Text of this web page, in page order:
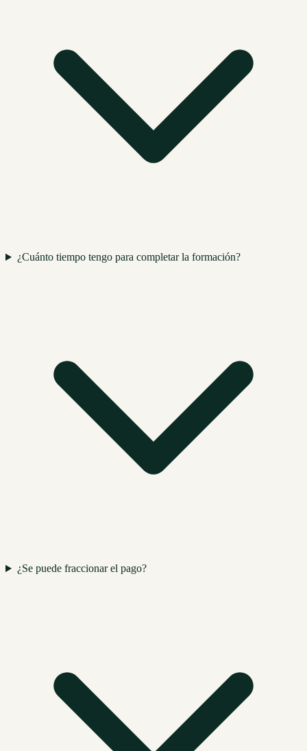
¿Cuánto tiempo tengo para completar la formación?
¿Se puede fraccionar el pago?